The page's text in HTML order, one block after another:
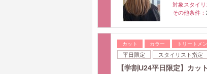
対象スタイリ
その他条件：
カット カラー トリートメ
平日限定 スタイリスト指定
【学割U24平日限定】カッ